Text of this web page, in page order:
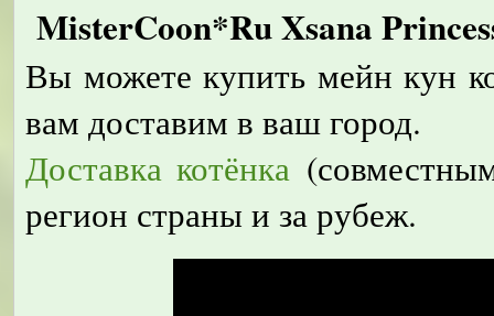
MisterCoon*Ru Xsana
Вы можете купить мейн кун
вам доставим в ваш город.
Доставка котёнка
регион страны и за рубеж.